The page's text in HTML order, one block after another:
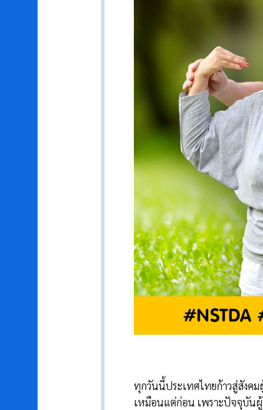
ทุกวันนี้ประเทศไทยก้าวสู่สังคม
เหมือนแต่ก่อน เพราะปัจจุบันผู้